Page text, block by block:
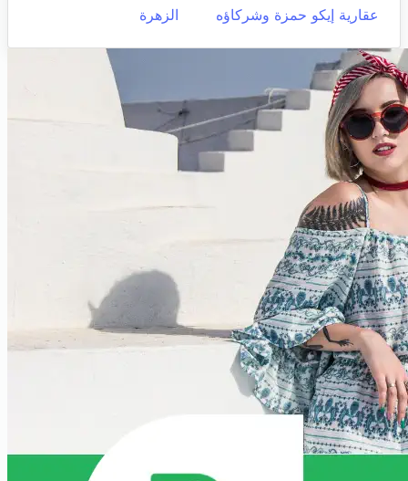
عقارية إيكو حمزة وشركاؤه
الزهرة